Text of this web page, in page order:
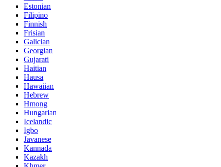
Estonian
Filipino
Finnish
Frisian
Galician
Georgian
Gujarati
Haitian
Hausa
Hawaiian
Hebrew
Hmong
Hungarian
Icelandic
Igbo
Javanese
Kannada
Kazakh